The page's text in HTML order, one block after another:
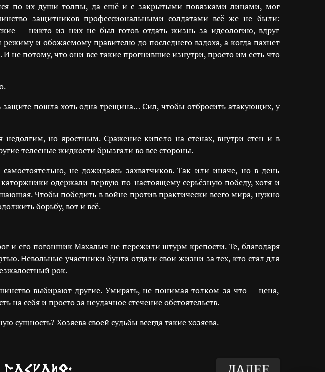
по их души толпы, да ещё и с закрытыми повязками лицами, мог
защитников профессиональными солдатами всё же не были:
— никто из них не был готов отдать жизнь за идеологию, вдруг
и обожаемому правителю до последнего вздоха, а когда пахнет
не потому, что они все такие прогнившие изнутри, просто им есть что
защите пошла хоть одна трещина… Сил, чтобы отбросить атакующих, у
но яростным. Сражение кипело на стенах, внутри стен и в
телесные жидкости брызгали во все стороны.
не дожидаясь захватчиков. Так или иначе, но в день
одержали первую по-настоящему серьёзную победу, хотя и
Чтобы победить в войне против практически всего мира, нужно
борьбу, вот и всё.
и его погонщик Махалыч не пережили штурм крепости. Те, благодаря
Невольные участники бунта отдали свои жизни за тех, кто стал для
рок.
выбирают другие. Умирать, не понимая толком за что — цена,
на себя и просто за неудачное стечение обстоятельств.
сущность? Хозяева своей судьбы всегда такие хозяева.